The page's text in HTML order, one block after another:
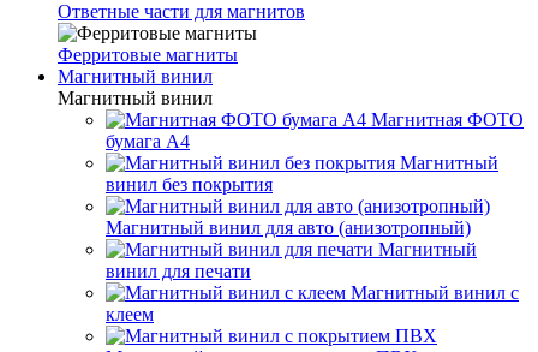
Ответные части для магнитов
Ферритовые магниты
Магнитный винил
Магнитный винил
Магнитная ФОТО
бумага А4
Магнитный
винил без покрытия
Магнитный винил для авто (анизотропный)
Магнитный
винил для печати
Магнитный винил с
клеем